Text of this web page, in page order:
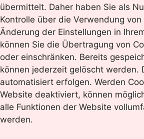
übermittelt. Daher haben Sie als
Kontrolle über die Verwendung von
Änderung der Einstellungen in
können Sie die Übertragung von
oder einschränken. Bereits
können jederzeit gelöscht werden.
automatisiert erfolgen. Werden
Website deaktiviert, können
alle Funktionen der Website
werden.